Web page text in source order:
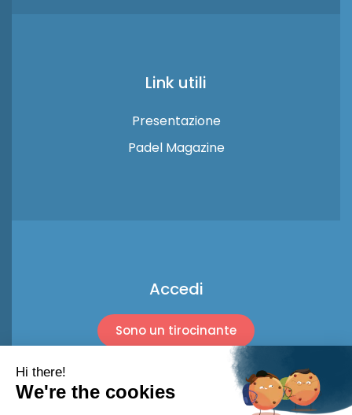
Link utili
Presentazione
Padel Magazine
Accedi
Sono un tirocinante
Sono un professionista